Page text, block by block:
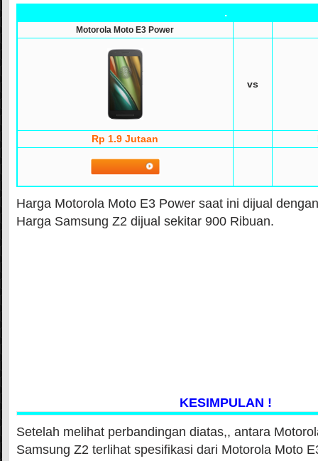
.
Motorola Moto E3 Power
vs
Rp 1.9 Jutaan
Harga Motorola Moto E3 Power saat ini dijual
Harga Samsung Z2 dijual sekitar 900 Ribuan.
KESIMPULAN !
Setelah melihat perbandingan diatas,, antara
Samsung Z2 terlihat spesifikasi dari Motorola Moto